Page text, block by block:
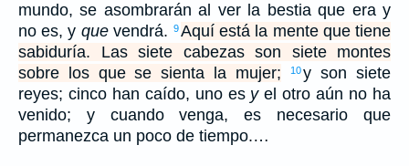
mundo, se asombrarán al ver la bestia que era y
no es, y quevendrá. 9Aquí está la mente que tiene
sabiduría. Las siete cabezas son siete montes
sobre los que se sienta la mujer;
10 y son siete
reyes; cinco han caído, uno es yel otro aún no ha
venido; y cuando venga, es necesario que
permanezca un poco de tiempo.…